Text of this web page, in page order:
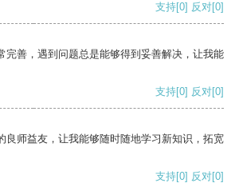
支持[0] 反对[0]
完善，遇到问题总是能够得到妥善解决，让我能
支持[0] 反对[0]
良师益友，让我能够随时随地学习新知识，拓宽
支持[0] 反对[0]